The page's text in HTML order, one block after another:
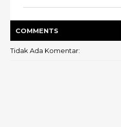
COMMENTS
Tidak Ada Komentar: